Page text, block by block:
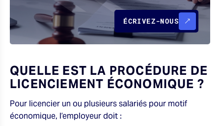
ÉCRIVEZ-NOUS
QUELLE EST LA PROCÉDURE DE
LICENCIEMENT ÉCONOMIQUE ?
Pour licencier un ou plusieurs salariés pour motif
économique, l’employeur doit :